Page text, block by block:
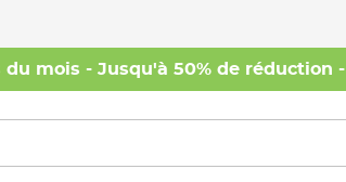
du mois - Jusqu'à 50% de réduction -